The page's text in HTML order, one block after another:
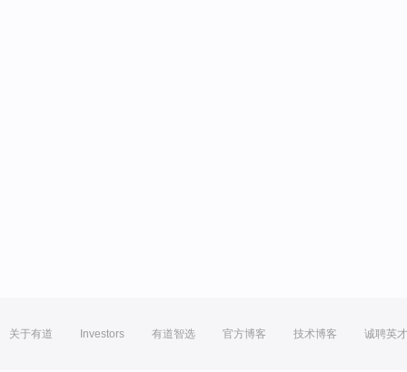
关于有道 Investors 有道智选 官方博客 技术博客 诚聘英才